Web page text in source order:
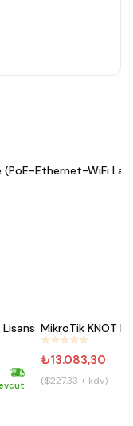
Ethernet-WiFi
Hızlı kargo
#910
MikroTik KNOT
₺13.083,30
($227.33 + kdv)